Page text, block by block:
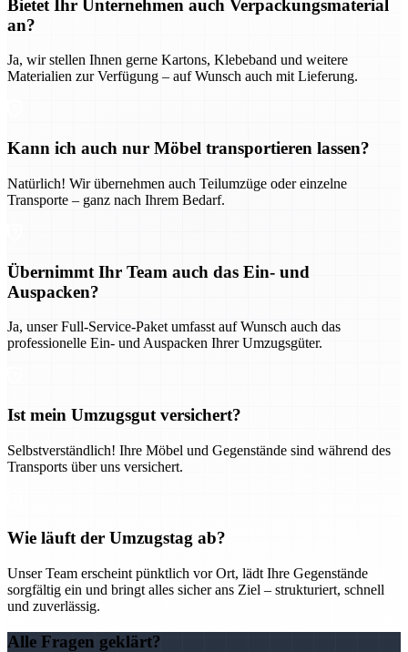
Bietet Ihr Unternehmen auch Verpackungsmaterial
an?
Ja, wir stellen Ihnen gerne Kartons, Klebeband und weitere
Materialien zur Verfügung – auf Wunsch auch mit Lieferung.
Kann ich auch nur Möbel transportieren lassen?
Natürlich! Wir übernehmen auch Teilumzüge oder einzelne
Transporte – ganz nach Ihrem Bedarf.
Übernimmt Ihr Team auch das Ein- und
Auspacken?
Ja, unser Full-Service-Paket umfasst auf Wunsch auch das
professionelle Ein- und Auspacken Ihrer Umzugsgüter.
Ist mein Umzugsgut versichert?
Selbstverständlich! Ihre Möbel und Gegenstände sind während des
Transports über uns versichert.
Wie läuft der Umzugstag ab?
Unser Team erscheint pünktlich vor Ort, lädt Ihre Gegenstände
sorgfältig ein und bringt alles sicher ans Ziel – strukturiert, schnell
und zuverlässig.
Alle Fragen geklärt?